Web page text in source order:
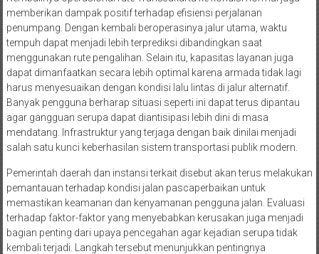
memberikan dampak positif terhadap efisiensi perjalanan
penumpang. Dengan kembali beroperasinya jalur utama, waktu
tempuh dapat menjadi lebih terprediksi dibandingkan saat
menggunakan rute pengalihan. Selain itu, kapasitas layanan juga
dapat dimanfaatkan secara lebih optimal karena armada tidak lagi
harus menyesuaikan dengan kondisi lalu lintas di jalur alternatif.
Banyak pengguna berharap situasi seperti ini dapat terus dipantau
agar gangguan serupa dapat diantisipasi lebih dini di masa
mendatang. Infrastruktur yang terjaga dengan baik dinilai menjadi
salah satu kunci keberhasilan sistem transportasi publik modern.
Pemerintah daerah dan instansi terkait disebut akan terus melakukan
pemantauan terhadap kondisi jalan pascaperbaikan untuk
memastikan keamanan dan kenyamanan pengguna jalan. Evaluasi
terhadap faktor-faktor yang menyebabkan kerusakan juga menjadi
bagian penting dari upaya pencegahan agar kejadian serupa tidak
kembali terjadi. Langkah tersebut menunjukkan pentingnya